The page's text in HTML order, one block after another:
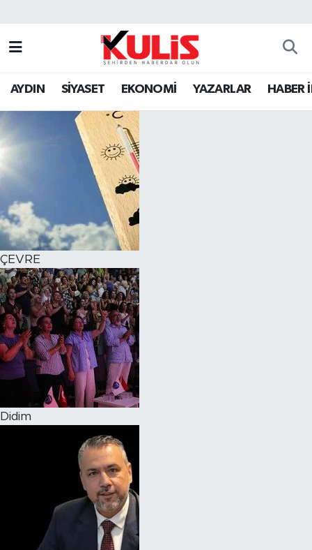
AYDIN SİYASET EKONOMİ YAZARLAR HABER
ÇEVRE
Didim